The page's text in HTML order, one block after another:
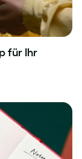
für Ihr